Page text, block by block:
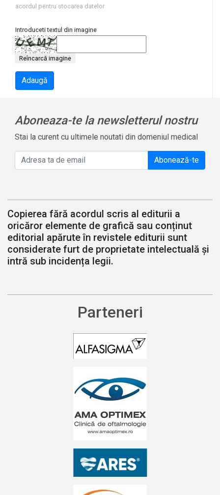
acordul pentru stocarea datelor
Introduceti textul din imagine
Reîncarcă imagine
Adaugă
Aboneaza-te la newsletterul nostru
Stai la curent cu ultimele noutati din domeniul medical
Abonează-te
Copierea fără acordul scris al editurii a
oricăror elemente de grafică sau conținut
editorial apărute în revistele editurii sunt
considerate furt de proprietate intelectuală și
intră sub incidența legii.
Parteneri